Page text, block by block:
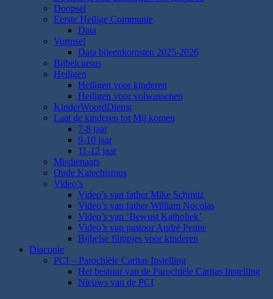
Doopsel
Eerste Heilige Communie
Data
Vormsel
Data bijeenkomsten 2025-2026
Bijbelcursus
Heiligen
Heiligen voor kinderen
Heiligen voor volwassenen
KinderWoordDienst
Laat de kinderen tot Mij komen
7-8 jaar
9-10 jaar
11-12 jaar
Misdienaars
Oude Katechismus
Video’s
Video’s van father Mike Schmitz
Video’s van father William Nocolas
Video’s van ‘Bewust Katholiek’
Video’s van pastoor André Penne
Bijbelse filmpjes voor kinderen
Diaconie
PCI – Parochiële Caritas Instelling
Het bestuur van de Parochiële Caritas Instelling
Nieuws van de PCI